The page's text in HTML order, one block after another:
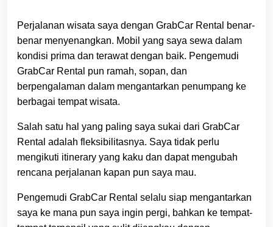
Perjalanan wisata saya dengan GrabCar Rental benar-
benar menyenangkan. Mobil yang saya sewa dalam
kondisi prima dan terawat dengan baik. Pengemudi
GrabCar Rental pun ramah, sopan, dan
berpengalaman dalam mengantarkan penumpang ke
berbagai tempat wisata.
Salah satu hal yang paling saya sukai dari GrabCar
Rental adalah fleksibilitasnya. Saya tidak perlu
mengikuti itinerary yang kaku dan dapat mengubah
rencana perjalanan kapan pun saya mau.
Pengemudi GrabCar Rental selalu siap mengantarkan
saya ke mana pun saya ingin pergi, bahkan ke tempat-